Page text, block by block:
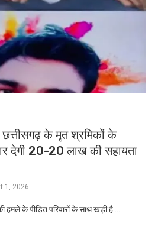
के मृत श्रमिकों के
देगी 20-20 लाख की सहायता
1, 2026
के पीड़ित परिवारों के साथ खड़ी है …